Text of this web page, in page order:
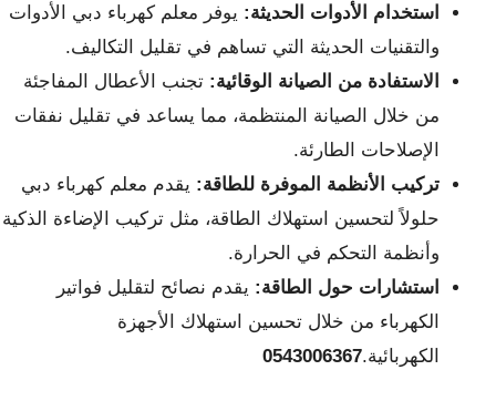
استخدام الأدوات الحديثة: يوفر معلم كهرباء دبي الأدوات
والتقنيات الحديثة التي تساهم في تقليل التكاليف.
الاستفادة من الصيانة الوقائية: تجنب الأعطال المفاجئة
من خلال الصيانة المنتظمة، مما يساعد في تقليل نفقات
الإصلاحات الطارئة.
تركيب الأنظمة الموفرة للطاقة: يقدم معلم كهرباء دبي
حلولاً لتحسين استهلاك الطاقة، مثل تركيب الإضاءة الذكية
وأنظمة التحكم في الحرارة.
استشارات حول الطاقة: يقدم نصائح لتقليل فواتير
الكهرباء من خلال تحسين استهلاك الأجهزة
الكهربائية.0543006367